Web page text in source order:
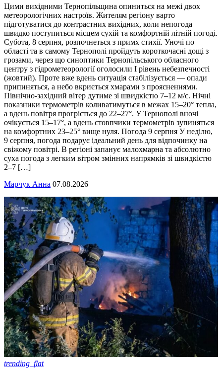
Цими вихідними Тернопільщина опиниться на межі двох
метеорологічних настроїв. Жителям регіону варто
підготуватися до контрастних вихідних, коли непогода
швидко поступиться місцем сухій та комфортній літній погоді.
Субота, 8 серпня, розпочнеться з примх стихії. Уночі по
області та в самому Тернополі пройдуть короткочасні дощі з
грозами, через що синоптики Тернопільського обласного
центру з гідрометеорології оголосили І рівень небезпечності
(жовтий). Проте вже вдень ситуація стабілізується — опади
припиняться, а небо вкриється хмарами з проясненнями.
Північно-західний вітер дутиме зі швидкістю 7–12 м/с. Нічні
показники термометрів коливатимуться в межах 15–20° тепла,
а вдень повітря прогріється до 22–27°. У Тернополі вночі
очікується 15–17°, а вдень стовпчики термометрів зупиняться
на комфортних 23–25° вище нуля. Погода 9 серпня У неділю,
9 серпня, погода подарує ідеальний день для відпочинку на
свіжому повітрі. В регіоні запанує малохмарна та абсолютно
суха погода з легким вітром змінних напрямків зі швидкістю
2–7 […]
Марчук Анна 07.08.2026
trending_flat